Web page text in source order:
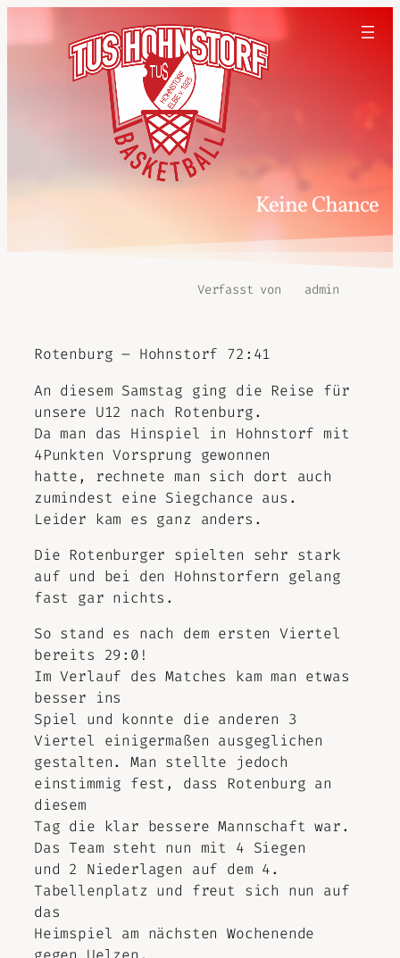
Keine Chance
Verfasst von admin
Rotenburg – Hohnstorf 72:41
An diesem Samstag ging die Reise für
unsere U12 nach Rotenburg.
Da man das Hinspiel in Hohnstorf mit
4Punkten Vorsprung gewonnen
hatte, rechnete man sich dort auch
zumindest eine Siegchance aus.
Leider kam es ganz anders.
Die Rotenburger spielten sehr stark
auf und bei den Hohnstorfern gelang
fast gar nichts.
So stand es nach dem ersten Viertel
bereits 29:0!
Im Verlauf des Matches kam man etwas
besser ins
Spiel und konnte die anderen 3
Viertel einigermaßen ausgeglichen
gestalten. Man stellte jedoch
einstimmig fest, dass Rotenburg an
diesem
Tag die klar bessere Mannschaft war.
Das Team steht nun mit 4 Siegen
und 2 Niederlagen auf dem 4.
Tabellenplatz und freut sich nun auf
das
Heimspiel am nächsten Wochenende